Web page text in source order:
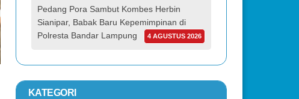
Pedang Pora Sambut Kombes Herbin
Sianipar, Babak Baru Kepemimpinan di
Polresta Bandar Lampung
4 AGUSTUS 2026
KATEGORI